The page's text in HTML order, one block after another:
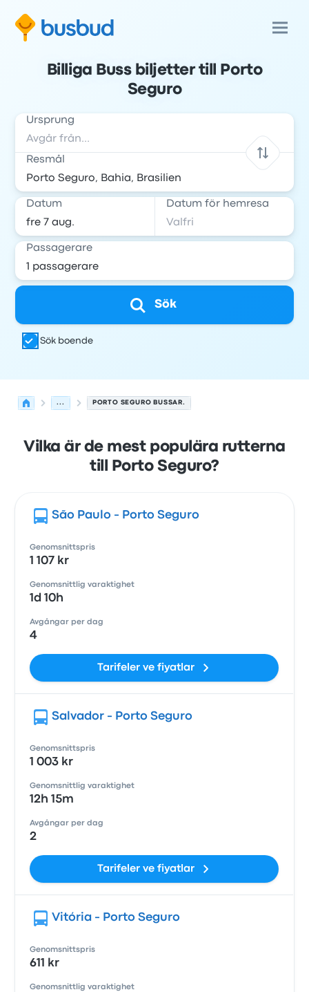
Billiga Buss biljetter till Porto
Seguro
Ursprung
Resmål
Datum Datum för hemresa
Passagerare
Sök
Sök boende
... PORTO SEGURO BUSSAR.
Vilka är de mest populära rutterna
till Porto Seguro?
São Paulo - Porto Seguro
Genomsnittspris
1 107 kr
Genomsnittlig varaktighet
1d 10h
Avgångar per dag
4
Tarifeler ve fiyatlar
Salvador - Porto Seguro
Genomsnittspris
1 003 kr
Genomsnittlig varaktighet
12h 15m
Avgångar per dag
2
Tarifeler ve fiyatlar
Vitória - Porto Seguro
Genomsnittspris
611 kr
Genomsnittlig varaktighet